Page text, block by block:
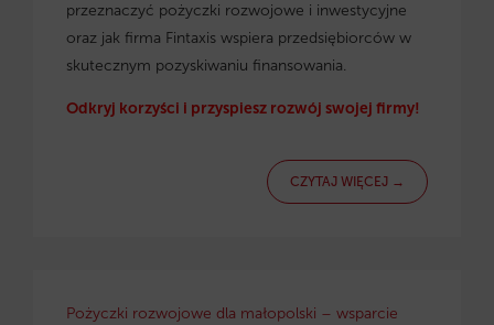
przeznaczyć pożyczki rozwojowe i inwestycyjne
oraz jak firma Fintaxis wspiera przedsiębiorców w
skutecznym pozyskiwaniu finansowania.
Odkryj korzyści i przyspiesz rozwój swojej firmy!
CZYTAJ WIĘCEJ →
Pożyczki rozwojowe dla małopolski – wsparcie